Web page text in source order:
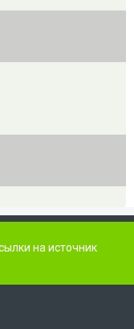
на источник